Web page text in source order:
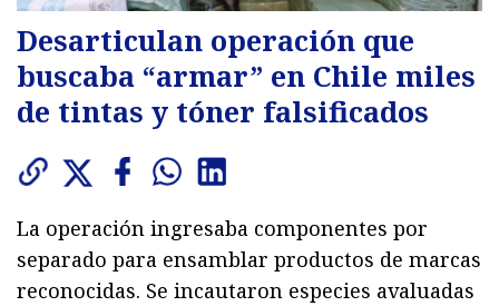
Desarticulan operación que
buscaba “armar” en Chile miles
de tintas y tóner falsificados
La operación ingresaba componentes por
separado para ensamblar productos de marcas
reconocidas. Se incautaron especies avaluadas